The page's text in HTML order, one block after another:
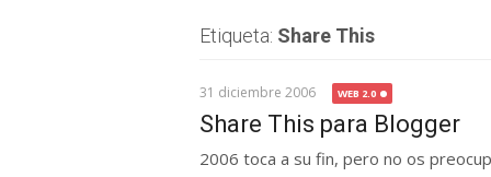
Etiqueta: Share This
31 diciembre 2006 WEB 2.0
Share This para Blogger
2006 toca a su fin, pero no os